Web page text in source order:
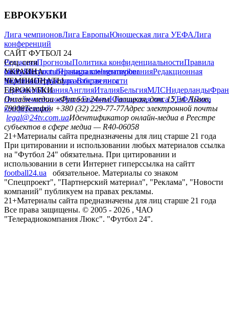
ЕВРОКУБКИ
Лига чемпионовЛига ЕвропыЮношеская лига УЕФАЛига
конференций
САЙТ ФУТБОЛ 24
РедакцияПрогнозыПолитика конфиденциальностиПравила
сайтуКонтактыПравила комментированияРедакционная
политикаСтруктура собственности
Соц. сети
facebookxyoutubeinstagramtelegramviber
УКРАИНА
УкраинаПервая лигаВторая лига
ЧЕМПИОНАТЫ
ГерманияИспанияАнглияИталияБельгияМЛСНидерланды
ЕВРОКУБКИ
Лига чемпионовЛига ЕвропыЮношеская лига УЕФАЛига
конференций
Онлайн-медиа «Футбол 24»пл. Галицкая, дом. 15, м. Львов,
79008Телефон +380 (32) 229-77-77Адрес электронной почты
legal@24tv.com.uaИдентификатор онлайн-медиа в Реестре
субъектов в сфере медиа — R40-06058
21+Материалы сайта предназначены для лиц старше 21 года
При цитировании и использовании любых материалов ссылка
на "Футбол 24" обязательна. При цитировании и
использовании в сети Интернет гиперссылка на сайтт
football24.ua
обязательное. Материалы со знаком
"Спецпроект", "Партнерский материал", "Реклама", "Новости
компаний" публикуем на правах рекламы.
21+Материалы сайта предназначены для лиц старше 21 года
Все права защищены. © 2005 - 2026 , ЧАО
"Телерадиокомпания Люкс". "Футбол 24".